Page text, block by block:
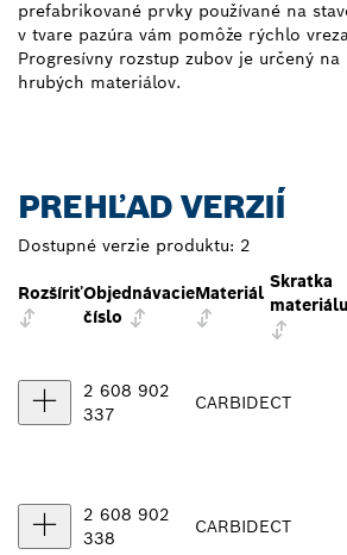
prefabrikované prvky používané na
v tvare pazúra vám pomôže rýchlo
Progresívny rozstup zubov je určený
hrubých materiálov.
PREHĽAD VERZIÍ
Dostupné verzie produktu: 2
RozšíriťObjednávacie
číslo
Materiál
Skratka
materiálu
2 608 902
337
CARBIDECT
2 608 902
338
CARBIDECT